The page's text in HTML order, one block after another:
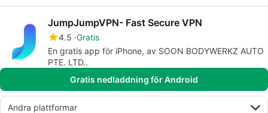
JumpJumpVPN- Fast Secure VPN
4.5 Gratis
En gratis app för iPhone, av SOON BODYWERKZ AUTO
PTE. LTD..
Gratis nedladdning för Android
Andra plattformar